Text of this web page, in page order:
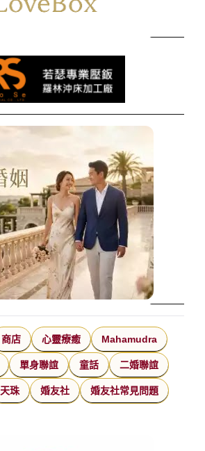
商店 心靈療癒 Mahamudra
單身聯誼 童話 二婚聯誼
天珠 婚友社 婚友社常見問題